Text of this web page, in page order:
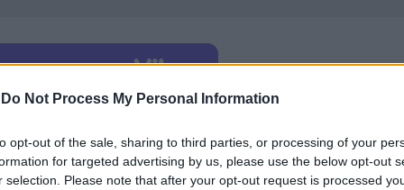
Do Not Process My Personal Information
opt-out of the sale, sharing to third parties, or processing of your
for targeted advertising by us, please use the below opt-out
selection. Please note that after your opt-out request is processed
са работили
докато в управлението, администрацията и
служители.